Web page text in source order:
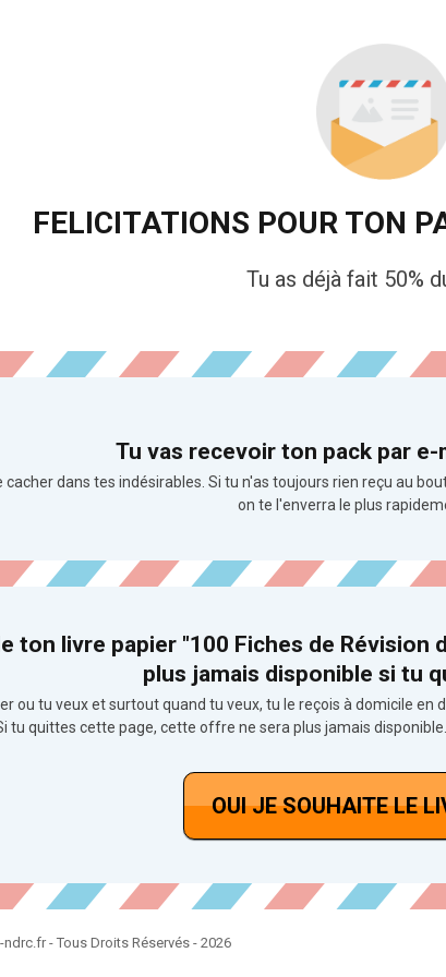
FELICITATIONS POUR TON
Tu as déjà fait 50%
Tu vas recevoir ton pack par
cacher dans tes indésirables. Si tu n'as toujours rien reçu au
on te l'enverra le plus
ton livre papier "100 Fiches de Révision
plus jamais disponible si tu
ou tu veux et surtout quand tu veux, tu le reçois à domicile en
tu quittes cette page, cette offre ne sera plus jamais
OUI JE SOUHAITE LE
- Tous Droits Réservés - 2026